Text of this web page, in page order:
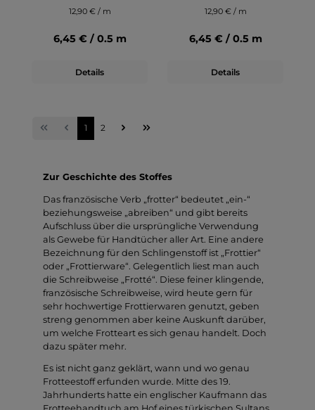
12,90 € / m
6,45 € / 0.5 m
Details
12,90 € / m
6,45 € / 0.5 m
Details
1 2
Zur Geschichte des Stoffes
Das französische Verb „frotter“ bedeutet „ein-“
beziehungsweise „abreiben“ und gibt bereits
Aufschluss über die ursprüngliche Verwendung
als Gewebe für Handtücher aller Art. Eine andere
Bezeichnung für den Schlingenstoff ist „Frottier“
oder „Frottierware“. Gelegentlich liest man auch
die Schreibweise „Frotté“. Diese feiner klingende,
französische Schreibweise, wird heute gern für
sehr hochwertige Frottierwaren genutzt, geben
streng genommen aber keine Auskunft darüber,
um welche Frotteart es sich genau handelt. Doch
dazu später mehr.
Es ist nicht ganz geklärt, wann und wo genau
Frotteestoff erfunden wurde. Mitte des 19.
Jahrhunderts hatte ein englischer Kaufmann das